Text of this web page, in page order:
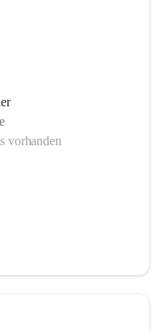
vorhanden